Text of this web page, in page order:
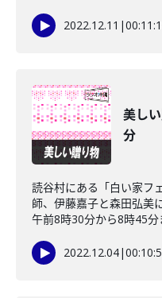
2022.12.11 |
美し
分
読谷村にある「白い家フ
師、伊藤嘉子と森田弘美
午前8時30分から8時45分
2022.12.04|